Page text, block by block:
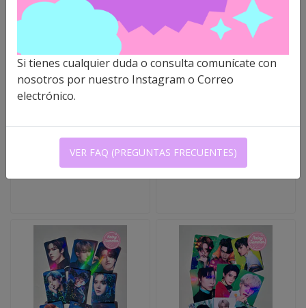
LOMOCARDS HOLO
LAMINADAS - ITZY C..
$3.000 CLP
VER OPCIONES
LOMOCARDS HOLO
LAMINADAS TXT - FI..
$3.000 CLP
VER OPCIONES
Si tienes cualquier duda o consulta comunícate con
nosotros por nuestro Instagram o Correo
electrónico.
VER FAQ (PREGUNTAS FRECUENTES)